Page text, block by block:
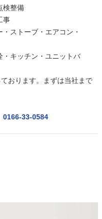
検整備
事
ストーブ・エアコン・
・キッチン・ユニットバ
おります。まずは当社まで
0166-33-0584